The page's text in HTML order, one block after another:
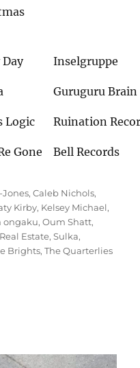
Day Inselgruppe
Guruguru Brain
Logic Ruination
Gone Bell Records
Jones,Caleb Nichols,
Kirby, Kelsey Michael,
ongaku,Oum Shatt,
Real Estate,Sulka,
Brights,The Quarterlies